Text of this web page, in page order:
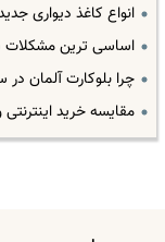
انواع کاغذ دیواری
اساسی ترین مشکلات
چرا بلوکارت آلمان در سال 2024 بهترین
مقایسه خرید